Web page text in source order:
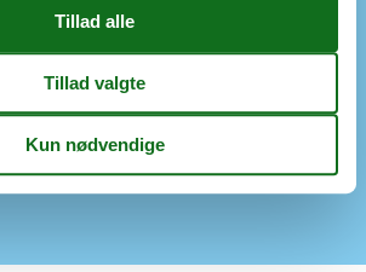
1996